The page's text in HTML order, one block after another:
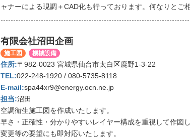
ャナーによる現調＋CAD化も行っております。何なりとご
有限会社沼田企画
施工図 機械設備
〒982-0023 宮城県仙台市太白区鹿野1-3-22
022-248-1920 / 080-5735-8118
spa44xr9@energy.ocn.ne.jp
沼田
空調衛生施工図を作成いたします。
早さ・正確性・分かりやすいレイヤー構成を重視して作図し
変更等の要望にも即対応いたします。